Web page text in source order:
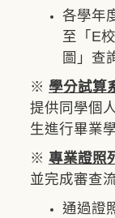
各學年
至「 E
圖」查
※ 學分試算
提供同學個
生進行畢業
※ 專業證照
並完成審查
通過證